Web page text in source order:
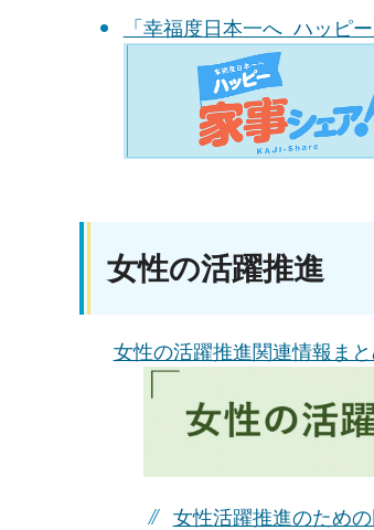
「幸福度日本一へ ハッピ
女性の活躍推進
女性の活躍推進関連情報ま
女性活躍推進のため